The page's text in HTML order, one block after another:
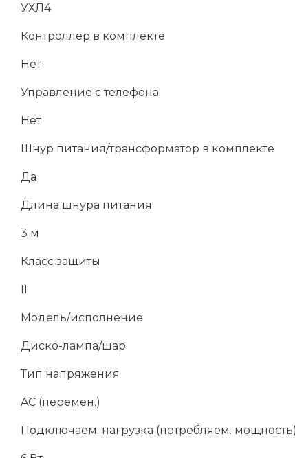
УХЛ4
Контроллер в комплекте
Нет
Управление с телефона
Нет
Шнур питания/трансформатор в комплекте
Да
Длина шнура питания
3 м
Класс защиты
II
Модель/исполнение
Диско-лампа/шар
Тип напряжения
AC (перемен.)
Подключаем. нагрузка (потребляем. мощность)